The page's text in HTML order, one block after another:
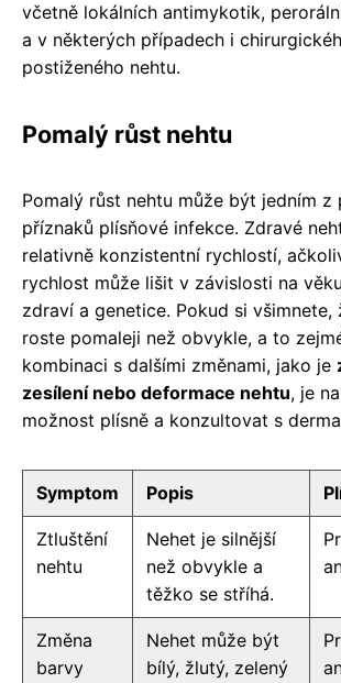
včetně lokálních antimykotik,
a v některých případech i
postiženého nehtu.
Pomalý růst nehtu
Pomalý růst nehtu může být jedním z
příznaků plísňové infekce. Zdravé
relativně konzistentní rychlostí,
rychlost může lišit v závislosti na
zdraví a genetice. Pokud si všimnete,
roste pomaleji než obvykle, a to
kombinaci s dalšími změnami, jako je
zesílení nebo deformace nehtu, je
možnost plísně a konzultovat s
Symptom Popis
Ztluštění
nehtu
Nehet je silnější
než obvykle a
těžko se stříhá.
Změna
barvy
Nehet může být
bílý, žlutý, zelený